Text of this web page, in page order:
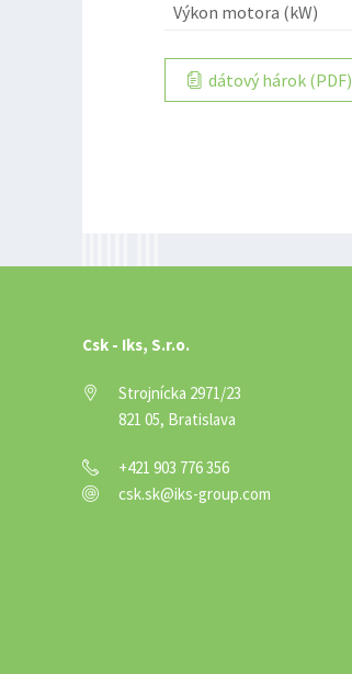
Výkon motora (kW)
dátový hárok (PDF)
Csk - Iks, S.r.o.
Strojnícka 2971/23
821 05, Bratislava
+421 903 776 356
csk.sk@iks-group.com